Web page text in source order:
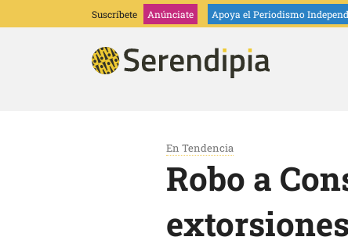
Suscríbete Anúnciate Apoya el Periodismo
En Tendencia
Robo a